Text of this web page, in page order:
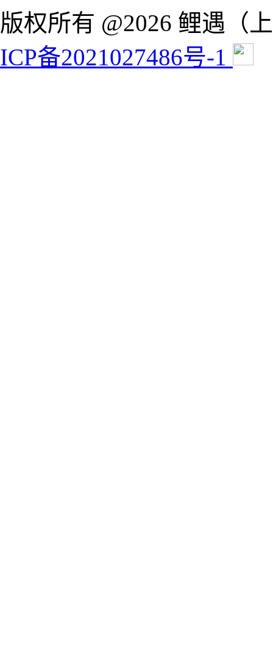
版权所有 @2026 鲤遇（
ICP备2021027486号-1